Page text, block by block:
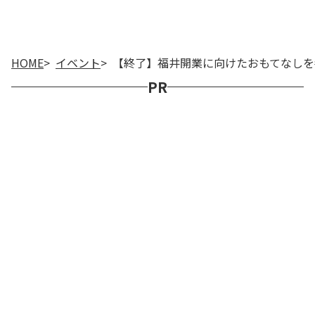
HOME イベント 【終了】福井開業に向けたおもてなし
PR